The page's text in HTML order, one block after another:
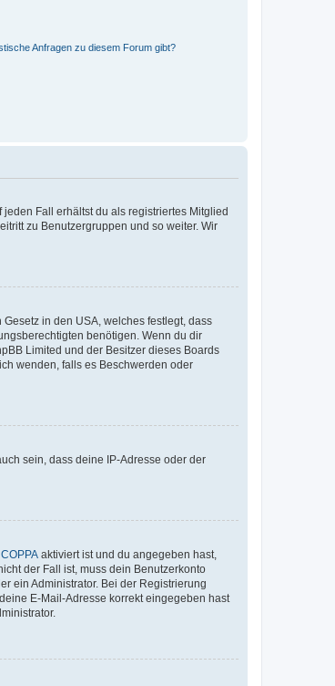
Anfragen zu diesem Forum gibt?
Fall erhältst du als registriertes Mitglied
zu Benutzergruppen und so weiter. Wir
in den USA, welches festlegt, dass
benötigen. Wenn du dir
Limited und der Besitzer dieses Boards
wenden, falls es Beschwerden oder
sein, dass deine IP-Adresse oder der
COPPA aktiviert ist und du angegeben hast,
der Fall ist, muss dein Benutzerkonto
ein Administrator. Bei der Registrierung
E-Mail-Adresse korrekt eingegeben hast